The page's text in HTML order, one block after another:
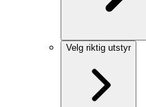
Velg riktig utstyr